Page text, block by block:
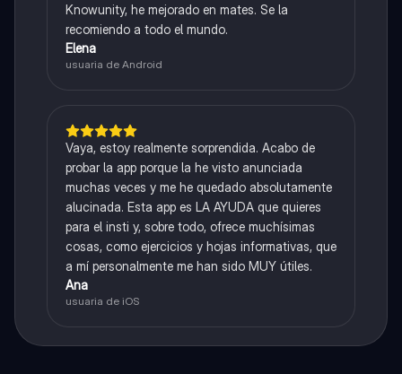
Knowunity, he mejorado en mates. Se la
recomiendo a todo el mundo.
Elena
usuaria de Android
Vaya, estoy realmente sorprendida. Acabo de
probar la app porque la he visto anunciada
muchas veces y me he quedado absolutamente
alucinada. Esta app es LA AYUDA que quieres
para el insti y, sobre todo, ofrece muchísimas
cosas, como ejercicios y hojas informativas, que
a mí personalmente me han sido MUY útiles.
Ana
usuaria de iOS